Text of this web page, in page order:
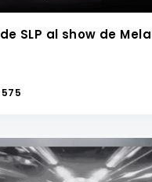
SLP al show de